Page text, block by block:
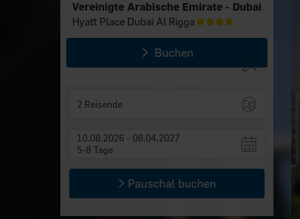
Vereinigte Arabische Emirate - Dubai
2 Reisende
10.08.2026 - 08.04.2027
5-8 Tage
Pauschal buchen
Vereinigte Arabische Emirate - Dubai
Hyatt Place Dubai Al Rigga
Buchen